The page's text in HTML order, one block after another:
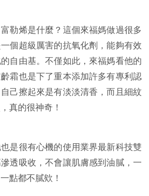
勒烯是什麼？這個來福媽做過很多
個超級厲害的抗氧化劑，能夠有效
自由基。不僅如此，來福媽看他的
霜也是下了重本添加許多有專利認
己擦起來是有淡淡清香，而且細紋
真的很神奇！
是很有心機的使用業界最新科技雙
透吸收，不會讓肌膚感到油膩，一
點都不膩欸！